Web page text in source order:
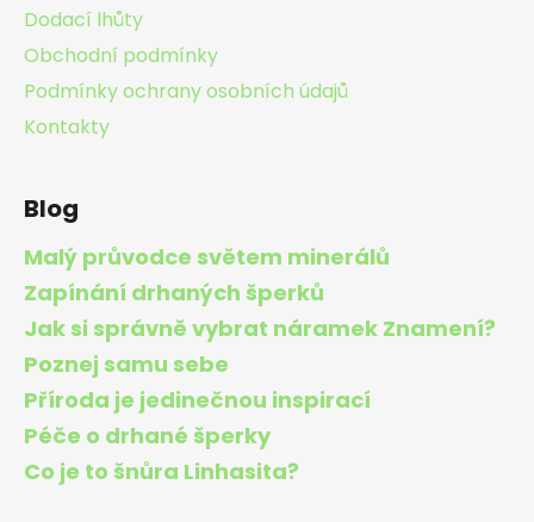
Dodací lhůty
Obchodní podmínky
Podmínky ochrany osobních údajů
Kontakty
Blog
Malý průvodce světem minerálů
Zapínání drhaných šperků
Jak si správně vybrat náramek Znamení?
Poznej samu sebe
Příroda je jedinečnou inspirací
Péče o drhané šperky
Co je to šnůra Linhasita?